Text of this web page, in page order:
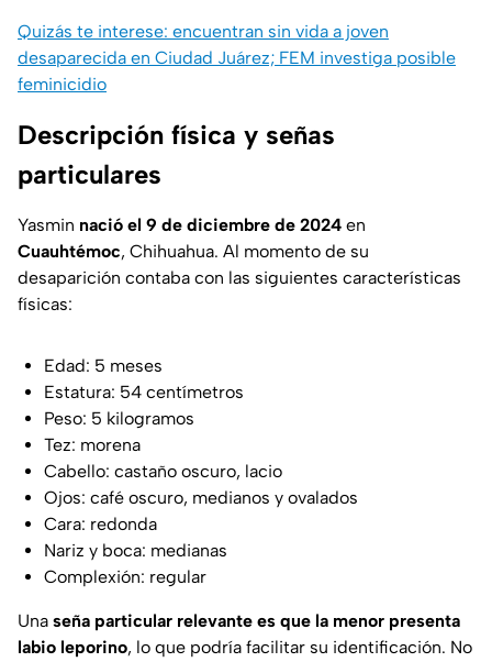
Quizás te interese: encuentran sin vida a joven
desaparecida en Ciudad Juárez; FEM investiga posible
feminicidio
Descripción física y señas
particulares
Yasmin nació el 9 de diciembre de 2024 en
Cuauhtémoc, Chihuahua. Al momento de su
desaparición contaba con las siguientes características
físicas:
Edad: 5 meses
Estatura: 54 centímetros
Peso: 5 kilogramos
Tez: morena
Cabello: castaño oscuro, lacio
Ojos: café oscuro, medianos y ovalados
Cara: redonda
Nariz y boca: medianas
Complexión: regular
Una seña particular relevante es que la menor presenta
labio leporino, lo que podría facilitar su identificación. No